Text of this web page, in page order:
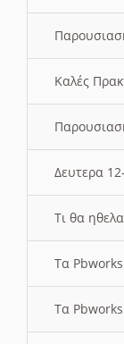
Καλές
Δευτερα
Τι θα
Τα
Τα